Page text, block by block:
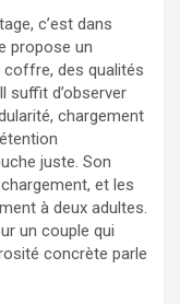
c’est dans
propose un
coffre, des qualités
suffit d’observer
chargement
juste. Son
et les
à deux adultes.
un couple qui
concrète parle